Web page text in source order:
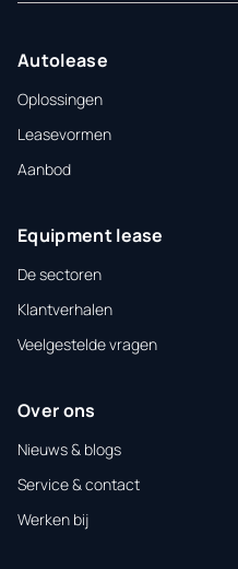
Autolease
Oplossingen
Leasevormen
Aanbod
Equipment lease
De sectoren
Klantverhalen
Veelgestelde vragen
Over ons
Nieuws & blogs
Service & contact
Werken bij